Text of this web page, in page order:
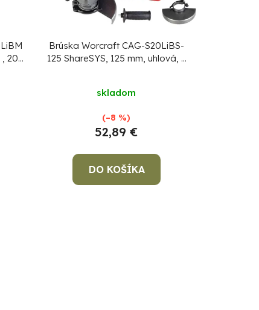
d
u
20V
Brúska Worcraft CAG-S20LiBS-
125 ShareSYS, 125 mm, uhlová, s
skladom
52,89 €
(–8 %)
DO KOŠÍKA